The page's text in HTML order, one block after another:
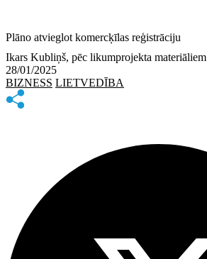
Plāno atvieglot komercķīlas reģistrāciju
Ikars Kubliņš, pēc likumprojekta materiāliem
28/01/2025
BIZNESS LIETVEDĪBA